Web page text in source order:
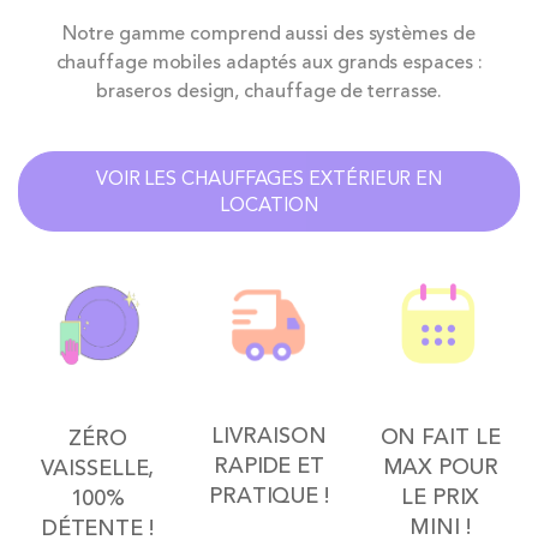
Notre gamme comprend aussi des systèmes de
chauffage mobiles adaptés aux grands espaces :
braseros design, chauffage de terrasse.
VOIR LES CHAUFFAGES EXTÉRIEUR EN
LOCATION
ZÉRO
VAISSELLE,
100%
DÉTENTE !
LIVRAISON
RAPIDE ET
PRATIQUE !
ON FAIT LE
MAX POUR
LE PRIX
MINI !